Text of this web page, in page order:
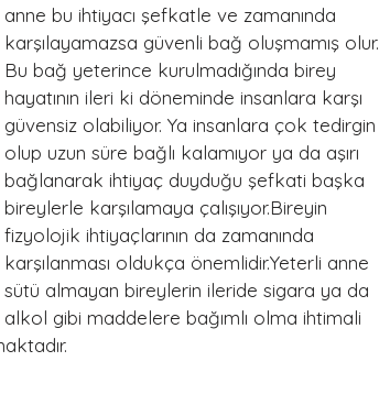
anne bu ihtiyacı şefkatle ve zamanında
karşılayamazsa güvenli bağ oluşmamış olur.
Bu bağ yeterince kurulmadığında birey
hayatının ileri ki döneminde insanlara karşı
güvensiz olabiliyor. Ya insanlara çok tedirgin
olup uzun süre bağlı kalamıyor ya da aşırı
bağlanarak ihtiyaç duyduğu şefkati başka
bireylerle karşılamaya çalışıyor.Bireyin
fizyolojik ihtiyaçlarının da zamanında
karşılanması oldukça önemlidir.Yeterli anne
sütü almayan bireylerin ileride sigara ya da
alkol gibi maddelere bağımlı olma ihtimali